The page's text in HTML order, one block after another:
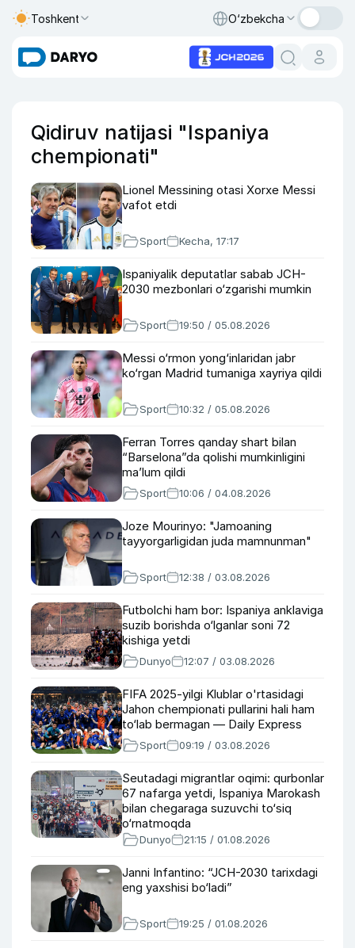
Toshkent O‘zbekcha
Qidiruv natijasi "Ispaniya
chempionati"
Lionel Messining otasi Xorxe Messi
vafot etdi
Sport Kecha, 17:17
Ispaniyalik deputatlar sabab JCH-
2030 mezbonlari o‘zgarishi mumkin
Sport 19:50 / 05.08.2026
Messi o‘rmon yong‘inlaridan jabr
ko‘rgan Madrid tumaniga xayriya qildi
Sport 10:32 / 05.08.2026
Ferran Torres qanday shart bilan
“Barselona”da qolishi mumkinligini
maʼlum qildi
Sport 10:06 / 04.08.2026
Joze Mourinyo: "Jamoaning
tayyorgarligidan juda mamnunman"
Sport 12:38 / 03.08.2026
Futbolchi ham bor: Ispaniya anklaviga
suzib borishda o‘lganlar soni 72
kishiga yetdi
Dunyo 12:07 / 03.08.2026
FIFA 2025-yilgi Klublar o'rtasidagi
Jahon chempionati pullarini hali ham
to‘lab bermagan — Daily Express
Sport 09:19 / 03.08.2026
Seutadagi migrantlar oqimi: qurbonlar
67 nafarga yetdi, Ispaniya Marokash
bilan chegaraga suzuvchi to‘siq
o‘rnatmoqda
Dunyo 21:15 / 01.08.2026
Janni Infantino: “JCH-2030 tarixdagi
eng yaxshisi bo‘ladi”
Sport 19:25 / 01.08.2026